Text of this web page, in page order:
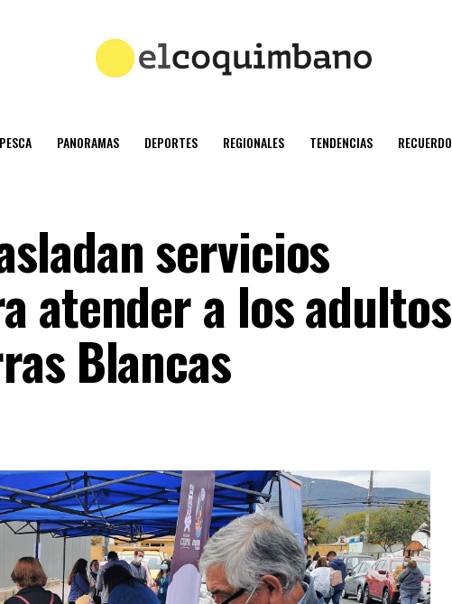
PESCA PANORAMAS DEPORTES REGIONALES TENDENCIAS RECUERDO
servicios
atender a los adultos
Blancas